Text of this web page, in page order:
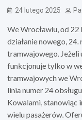
24 lutego 2025
We Wrocławiu, od
działanie nowego,
tramwajowego.
funkcjonuje tylko w
tramwajowych we
linia numer 24
Kowalami, stanowiąc
wielu pasażerów.